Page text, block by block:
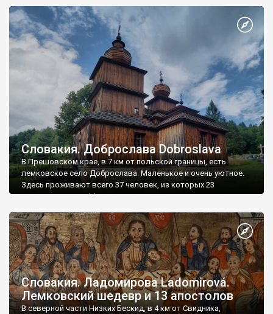
Словакия. Доброслава Dobroslava
В Прешовском крае, в 7 км от польской границы, есть
лемковское село Доброслава. Маленькое и очень уютное.
Здесь проживают всего 37 человек, из которых 23
православные, а 14 - греко-католики.
Словакия. Ладомирова Ladomirová.
Лемковский шедевр и 13 апостолов
В северной части Низких Бескид, в 4 км от Свидника,